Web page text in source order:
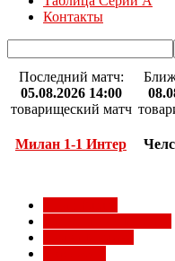
Контакты
Последний матч:
05.08.2026 14:00
товарищеский матч
Милан 1-1 Интер